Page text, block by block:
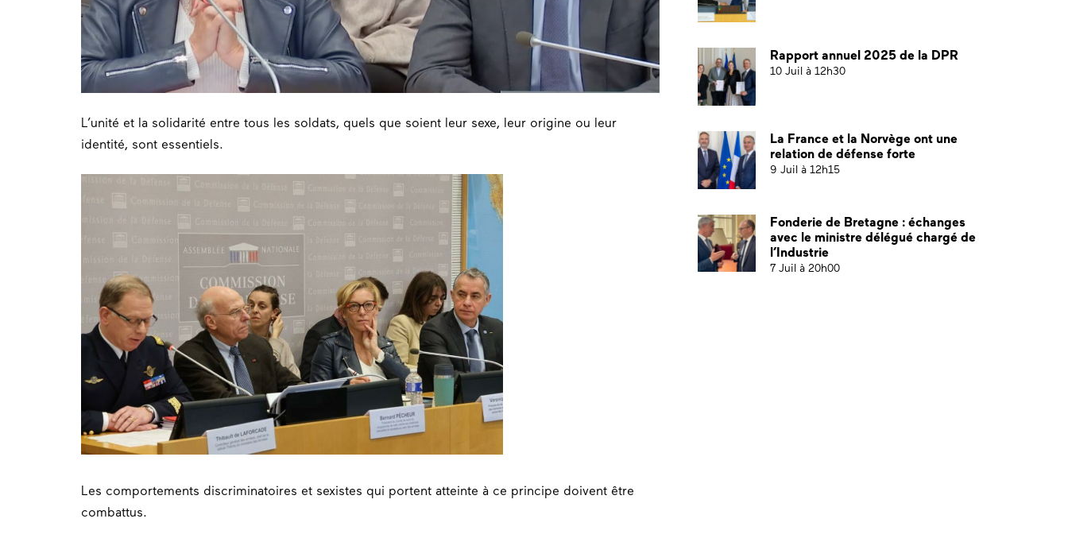
L’unité et la solidarité entre tous les soldats, quels que soient leur sexe, leur origine ou leur
identité, sont essentiels.
Les comportements discriminatoires et sexistes qui portent atteinte à ce principe doivent être
combattus.
Rapport annuel 2025 de la DPR
10 Juil à 12h30
La France et la Norvège ont une
relation de défense forte
9 Juil à 12h15
Fonderie de Bretagne : échanges
avec le ministre délégué chargé de
l’Industrie
7 Juil à 20h00